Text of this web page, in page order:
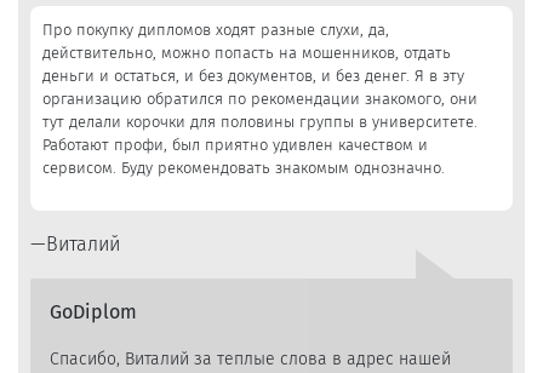
Про покупку дипломов ходят разные слухи, да,
действительно, можно попасть на мошенников, отдать
деньги и остаться, и без документов, и без денег. Я в эту
организацию обратился по рекомендации знакомого, они
тут делали корочки для половины группы в университете.
Работают профи, был приятно удивлен качеством и
сервисом. Буду рекомендовать знакомым однозначно.
Виталий
GoDiplom
Спасибо, Виталий за теплые слова в адрес нашей